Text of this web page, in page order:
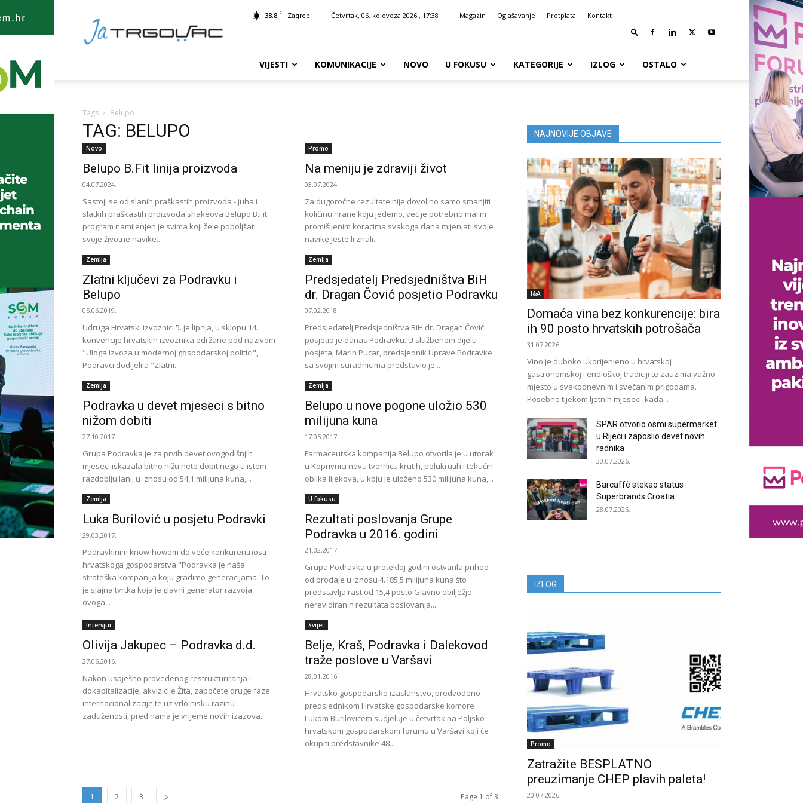
TRGOVAC
38.8 C Zagreb Četvrtak, 06. kolovoza 2026., 17:38 Magazin Oglašavanje Pretplata Kontakt
VIJESTI KOMUNIKACIJE NOVO U FOKUSU KATEGORIJE IZLOG OSTALO
Tags Belupo
TAG: BELUPO
Novo
Belupo B.Fit linija proizvoda
04.07.2024.
Sastoji se od slanih praškastih proizvoda - juha i
slatkih praškastih proizvoda shakeova Belupo B.Fit
program namijenjen je svima koji žele poboljšati
svoje životne navike...
Promo
Na meniju je zdraviji život
03.07.2024.
Za dugoročne rezultate nije dovoljno samo smanjiti
količinu hrane koju jedemo, već je potrebno malim
promišljenim koracima svakoga dana mijenjati svoje
navike Jeste li znali...
Zemlja
Zlatni ključevi za Podravku i
Belupo
05.06.2019.
Udruga Hrvatski izvoznici 5. je lipnja, u sklopu 14.
konvencije hrvatskih izvoznika održane pod nazivom
"Uloga izvoza u modernoj gospodarskoj politici",
Podravci dodijelila "Zlatni...
Zemlja
Predsjedatelj Predsjedništva BiH
dr. Dragan Čović posjetio Podravku
07.02.2018.
Predsjedatelj Predsjedništva BiH dr. Dragan Čović
posjetio je danas Podravku. U službenom dijelu
posjeta, Marin Pucar, predsjednik Uprave Podravke
sa svojim suradnicima predstavio je...
Zemlja
Podravka u devet mjeseci s bitno
nižom dobiti
27.10.2017.
Grupa Podravka je za prvih devet ovogodišnjih
mjeseci iskazala bitno nižu neto dobit nego u istom
razdoblju lani, u iznosu od 54,1 milijuna kuna,...
Zemlja
Belupo u nove pogone uložio 530
milijuna kuna
17.05.2017.
Farmaceutska kompanija Belupo otvorila je u utorak
u Koprivnici novu tvornicu krutih, polukrutih i tekućih
oblika lijekova, u koju je uloženo 530 milijuna kuna,...
Zemlja
Luka Burilović u posjetu Podravki
29.03.2017.
Podravkinim know-howom do veće konkurentnosti
hrvatskoga gospodarstva "Podravka je naša
strateška kompanija koju gradimo generacijama. To
je sjajna tvrtka koja je glavni generator razvoja
ovoga...
U fokusu
Rezultati poslovanja Grupe
Podravka u 2016. godini
21.02.2017.
Grupa Podravka u protekloj godini ostvarila prihod
od prodaje u iznosu 4.185,5 milijuna kuna što
predstavlja rast od 15,4 posto Glavno obilježje
nerevidiranih rezultata poslovanja...
Intervjui
Olivija Jakupec – Podravka d.d.
27.06.2016.
Nakon uspješno provedenog restrukturiranja i
dokapitalizacije, akvizicije Žita, započete druge faze
internacionalizacije te uz vrlo nisku razinu
zaduženosti, pred nama je vrijeme novih izazova...
Svijet
Belje, Kraš, Podravka i Dalekovod
traže poslove u Varšavi
28.01.2016.
Hrvatsko gospodarsko izaslanstvo, predvođeno
predsjednikom Hrvatske gospodarske komore
Lukom Burilovićem sudjeluje u četvrtak na Poljsko-
hrvatskom gospodarskom forumu u Varšavi koji će
okupiti predstavnike 48...
1 2 3 Page 1 of 3
NAJNOVIJE OBJAVE
I&A
Domaća vina bez konkurencije: bira
ih 90 posto hrvatskih potrošača
31.07.2026.
Vino je duboko ukorijenjeno u hrvatskoj
gastronomskoj i enološkoj tradiciji te zauzima važno
mjesto u svakodnevnim i svečanim prigodama.
Posebno tijekom ljetnih mjeseci, kada...
SPAR otvorio osmi supermarket
u Rijeci i zaposlio devet novih
radnika
30.07.2026.
Barcaffè stekao status
Superbrands Croatia
28.07.2026.
IZLOG
Promo
Zatražite BESPLATNO
preuzimanje CHEP plavih paleta!
20.07.2026.